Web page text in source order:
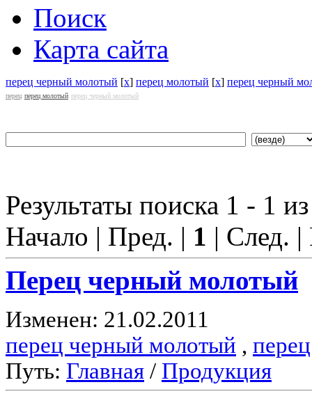
Поиск
Карта сайта
перец черный молотый [x] перец молотый [x] перец черный
перец перец молотый перец черный молотый
Результаты поиска 1 - 1
Начало | Пред. | 1 | След.
Перец черный молотый
Изменен: 21.02.2011
перец черный молотый , перец
Путь: Главная / Продукция